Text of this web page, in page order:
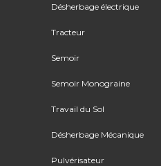
Désherbage électrique
Tracteur
Semoir
Semoir Monograine
Travail du Sol
Désherbage Mécanique
Pulvérisateur